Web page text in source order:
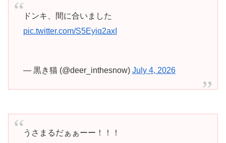
ドンキ、間に合いました
pic.twitter.com/S5Eyiq2axI
— 黒き猫 (@deer_inthesnow) July 4, 2026
うさまるだぁぁーー！！！